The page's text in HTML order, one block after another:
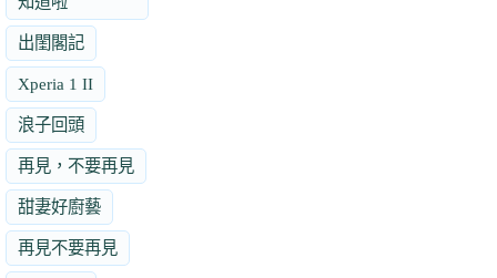
出閨閣記
Xperia 1 II
浪子回頭
再見，不要再見
甜妻好廚藝
再見不要再見